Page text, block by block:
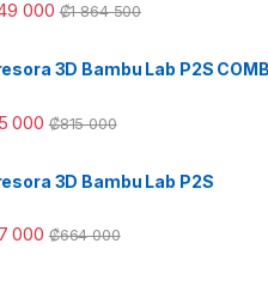
000 ₡1 864 500
3D Bambu Lab P2S
000 ₡815 000
3D Bambu Lab P2S
000 ₡664 000